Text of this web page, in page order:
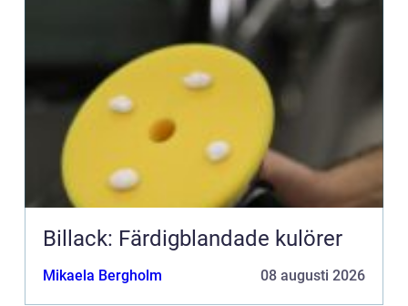
Billack: Färdigblandade kulörer
Mikaela Bergholm 08 augusti 2026